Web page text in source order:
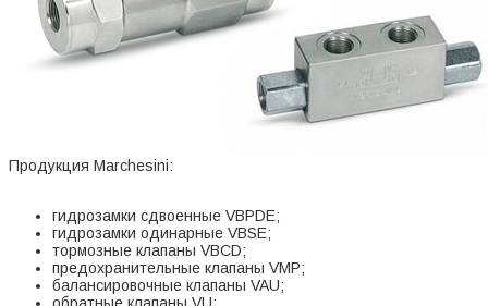
Продукция Marchesini:
гидрозамки сдвоенные VBPDE;
гидрозамки одинарные VBSE;
тормозные клапаны VBCD;
предохранительные клапаны VMP;
балансировочные клапаны VAU;